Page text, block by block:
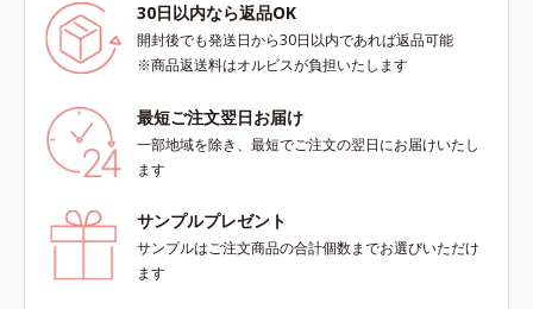
30日以内なら返品OK
開封後でも発送日から30日以内であれば返品可能
※商品返送料はオルビスが負担いたします
最短ご注文翌日お届け
一部地域を除き、最短でご注文の翌日にお届けいたし
ます
サンプルプレゼント
サンプルはご注文商品の合計個数までお選びいただけ
ます